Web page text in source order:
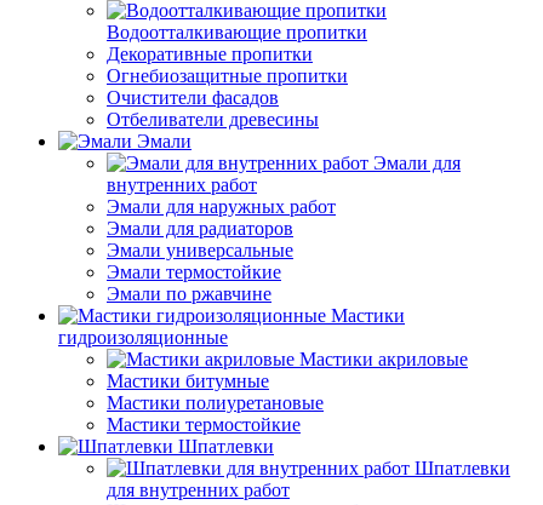
Водоотталкивающие пропитки
Декоративные пропитки
Огнебиозащитные пропитки
Очистители фасадов
Отбеливатели древесины
Эмали
Эмали для
внутренних работ
Эмали для наружных работ
Эмали для радиаторов
Эмали универсальные
Эмали термостойкие
Эмали по ржавчине
Мастики
гидроизоляционные
Мастики акриловые
Мастики битумные
Мастики полиуретановые
Мастики термостойкие
Шпатлевки
Шпатлевки
для внутренних работ